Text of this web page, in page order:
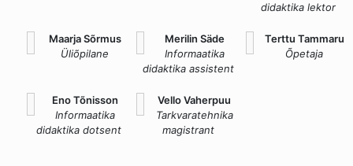
didaktika lektor
Maarja Sõrmus
Üliõpilane
Merilin Säde
Informaatika
didaktika assistent
Terttu Tammaru
Õpetaja
Eno Tõnisson
Informaatika
didaktika dotsent
Vello Vaherpuu
Tarkvaratehnika
magistrant